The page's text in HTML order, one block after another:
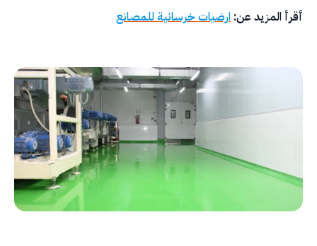
أقرأ المزيد عن: ارضيات خرسانية للمصانع